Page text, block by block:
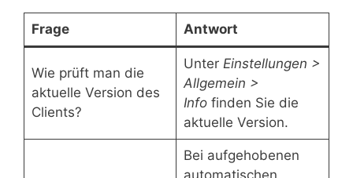
Frage Antwort
Wie prüft man die
aktuelle Version des
Clients?
Unter Einstellungen >
Allgemein >
Infofinden Sie die
aktuelle Version.
Bei aufgehobenen
automatischen